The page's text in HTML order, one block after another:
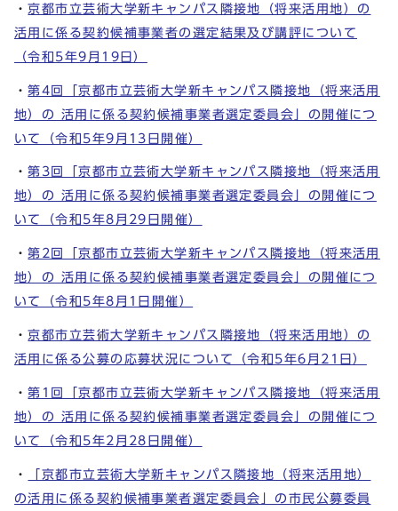
・京都市立芸術大学新キャンパス隣接地（将来活用地）の
活用に係る契約候補事業者の選定結果及び講評について
（令和5年9月19日）
・第4回「京都市立芸術大学新キャンパス隣接地（将来活用
地）の 活用に係る契約候補事業者選定委員会」の開催につ
いて（令和5年9月13日開催）
・第3回「京都市立芸術大学新キャンパス隣接地（将来活用
地）の 活用に係る契約候補事業者選定委員会」の開催につ
いて（令和5年8月29日開催）
・第2回「京都市立芸術大学新キャンパス隣接地（将来活用
地）の 活用に係る契約候補事業者選定委員会」の開催につ
いて（令和5年8月1日開催）
・京都市立芸術大学新キャンパス隣接地（将来活用地）の
活用に係る公募の応募状況について（令和5年6月21日）
・第1回「京都市立芸術大学新キャンパス隣接地（将来活用
地）の 活用に係る契約候補事業者選定委員会」の開催につ
いて（令和5年2月28日開催）
・
「京都市立芸術大学新キャンパス隣接地（将来活用地）
の活用に係る契約候補事業者選定委員会」の市民公募委員